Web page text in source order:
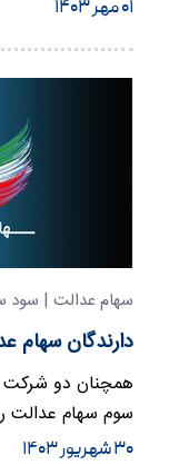
۰۱ مهر ۱۴۰۳
سهام عدالت | سود
دارندگان سهام
همچنان دو شرکت
سوم سهام عدالت
واریز نکردند.
۳۰ شهریور ۱۴۰۳